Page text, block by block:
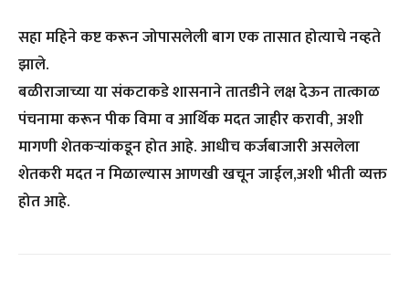
सहा महिने कष्ट करून जोपासलेली बाग एक तासात होत्याचे नव्हते
झाले.
बळीराजाच्या या संकटाकडे शासनाने तातडीने लक्ष देऊन तात्काळ
पंचनामा करून पीक विमा व आर्थिक मदत जाहीर करावी, अशी
मागणी शेतकऱ्यांकडून होत आहे. आधीच कर्जबाजारी असलेला
शेतकरी मदत न मिळाल्यास आणखी खचून जाईल,अशी भीती व्यक्त
होत आहे.